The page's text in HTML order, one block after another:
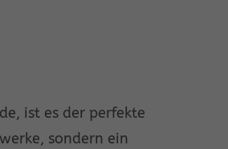
ist es der perfekte
sondern ein